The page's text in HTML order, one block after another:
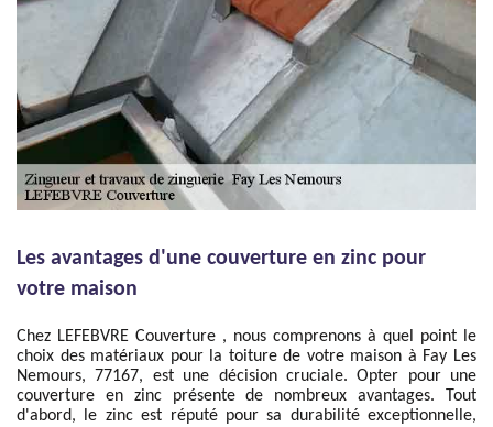
Les avantages d'une couverture en zinc pour
votre maison
Chez LEFEBVRE Couverture , nous comprenons à quel point le
choix des matériaux pour la toiture de votre maison à Fay Les
Nemours, 77167, est une décision cruciale. Opter pour une
couverture en zinc présente de nombreux avantages. Tout
d'abord, le zinc est réputé pour sa durabilité exceptionnelle,